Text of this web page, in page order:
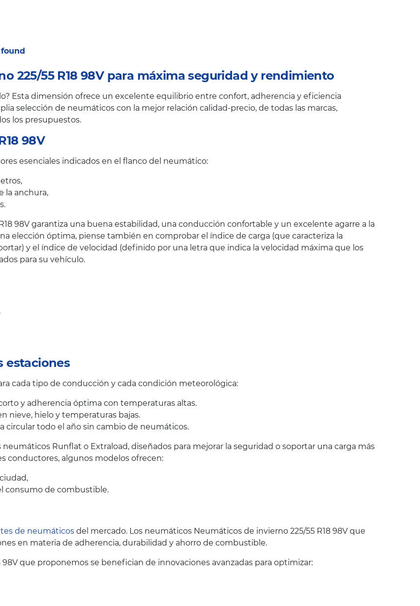
225/55 R18 98V para máxima seguridad y rendimiento
Esta dimensión ofrece un excelente equilibrio entre confort, adherencia y eficiencia
selección de neumáticos con la mejor relación calidad-precio, de todas las marcas,
los presupuestos.
98V
esenciales indicados en el flanco del neumático:
la anchura,
98V garantiza una buena estabilidad, una conducción confortable y un excelente agarre a la
elección óptima, piense también en comprobar el índice de carga (que caracteriza la
y el índice de velocidad (definido por una letra que indica la velocidad máxima que los
para su vehículo.
estaciones
cada tipo de conducción y cada condición meteorológica:
y adherencia óptima con temperaturas altas.
nieve, hielo y temperaturas bajas.
circular todo el año sin cambio de neumáticos.
Runflat o Extraload, diseñados para mejorar la seguridad o soportar una carga más
conductores, algunos modelos ofrecen:
consumo de combustible.
de neumáticos del mercado. Los neumáticos Neumáticos de invierno 225/55 R18 98V que
en materia de adherencia, durabilidad y ahorro de combustible.
que proponemos se benefician de innovaciones avanzadas para optimizar: